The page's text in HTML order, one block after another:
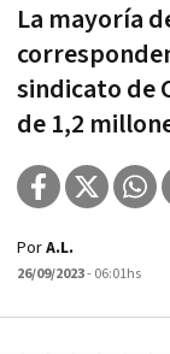
La mayoría
sindicato de
de 1,2
PorA.L.
26/09/2023- 06:01hs